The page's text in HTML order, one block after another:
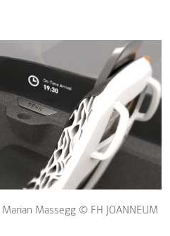
Massegg © FH JOANNEUM